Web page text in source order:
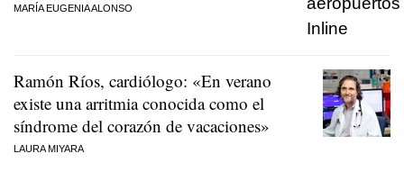
MARÍA EUGENIA ALONSO
Ramón Ríos, cardiólogo: «En verano
existe una arritmia conocida como el
síndrome del corazón de vacaciones»
LAURA MIYARA